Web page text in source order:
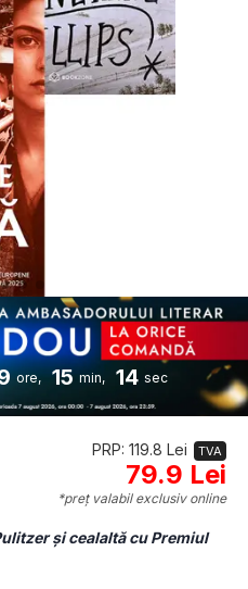
ore, 15 min, 13 sec
PRP: 119.8 Lei TVA
79.9 Lei
*preț valabil exclusiv online
și cealaltă cu Premiul